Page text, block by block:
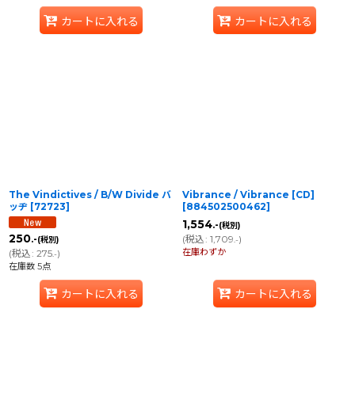
カートに入れる カートに入れる
The Vindictives / B/W Divide バ
ッヂ [72723]
250.-(税別)
(税込: 275.-)
在庫数 5点
カートに入れる
Vibrance / Vibrance [CD]
[884502500462]
1,554.-(税別)
(税込: 1,709.-)
在庫わずか
カートに入れる